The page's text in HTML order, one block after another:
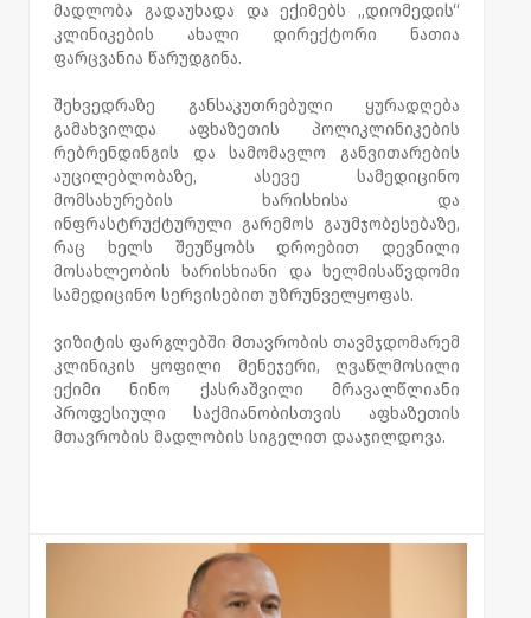
მადლობა გადაუხადა და ექიმებს „დიომედის“
კლინიკების ახალი დირექტორი ნათია
ფარცვანია წარუდგინა.
შეხვედრაზე განსაკუთრებული ყურადღება
გამახვილდა აფხაზეთის პოლიკლინიკების
რებრენდინგის და სამომავლო განვითარების
აუცილებლობაზე, ასევე სამედიცინო
მომსახურების ხარისხისა და
ინფრასტრუქტურული გარემოს გაუმჯობესებაზე,
რაც ხელს შეუწყობს დროებით დევნილი
მოსახლეობის ხარისხიანი და ხელმისაწვდომი
სამედიცინო სერვისებით უზრუნველყოფას.
ვიზიტის ფარგლებში მთავრობის თავმჯდომარემ
კლინიკის ყოფილი მენეჯერი, ღვაწლმოსილი
ექიმი ნინო ქასრაშვილი მრავალწლიანი
პროფესიული საქმიანობისთვის აფხაზეთის
მთავრობის მადლობის სიგელით დააჯილდოვა.